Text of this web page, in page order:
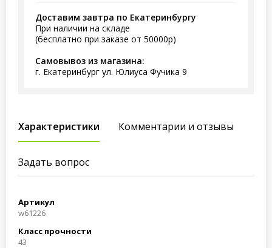
Доставим завтра по Екатеринбургу
При наличии на складе
(бесплатно при заказе от 50000р)
Самовывоз из магазина:
г. Екатеринбург ул. Юлиуса Фучика 9
Характеристики Комментарии и отзывы
Задать вопрос
Артикул
w61226
Класс прочности
43